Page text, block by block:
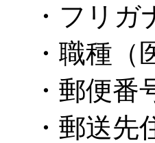
・フリガ
・職種（
・郵便番
・郵送先